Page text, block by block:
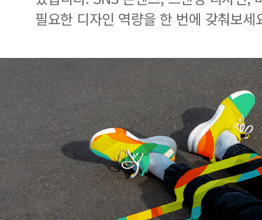
필요한 디자인 역량을 한 번에 갖춰보세